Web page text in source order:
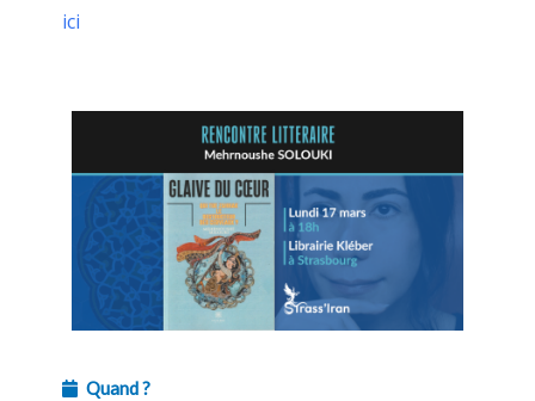
ici
Quand ?